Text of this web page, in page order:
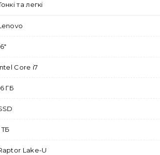
та легкі
Core i7
ГБ
ТБ
Lake-U